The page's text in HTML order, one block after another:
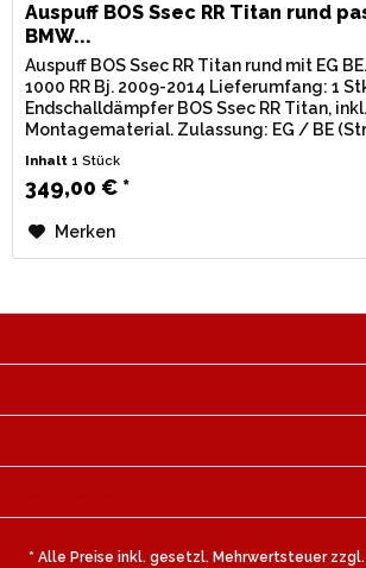
Auspuff BOS Ssec RR Titan rund
BMW...
Auspuff BOS Ssec RR Titan rund mit EG
1000 RR Bj. 2009-2014 Lieferumfang: 1
Endschalldämpfer BOS Ssec RR Titan, inkl.
Montagematerial. Zulassung: EG / BE
Inhalt1 Stück
349,00 € *
Merken
* Alle Preise inkl. gesetzl. Mehrwertsteuer zzgl.